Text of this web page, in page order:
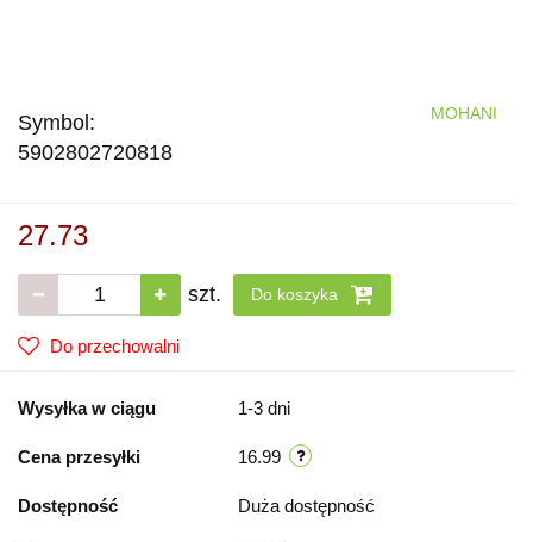
Symbol:
5902802720818
MOHANI
27.73
szt. Do koszyka
Do przechowalni
Wysyłka w ciągu 1-3 dni
Cena przesyłki 16.99
Dostępność Duża dostępność